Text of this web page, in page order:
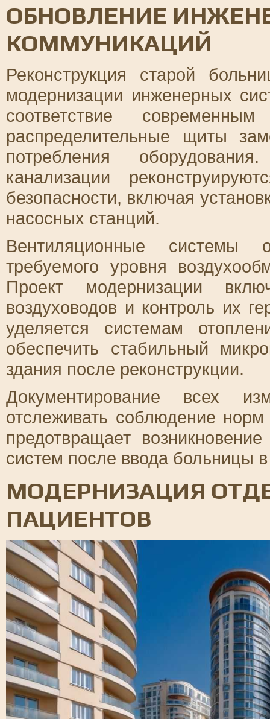
ОБНОВЛЕНИЕ
КОММУНИКАЦИЙ
Реконструкция старой
модернизации инженерных
соответствие
распределительные щиты
потребления
канализации
безопасности, включая
насосных станций.
Вентиляционные системы
требуемого уровня
Проект модернизации
воздуховодов и контроль их
уделяется системам
обеспечить стабильный
здания после реконструкции.
Документирование всех
отслеживать соблюдение
предотвращает
систем после ввода больницы
МОДЕРНИЗАЦИЯ
ПАЦИЕНТОВ